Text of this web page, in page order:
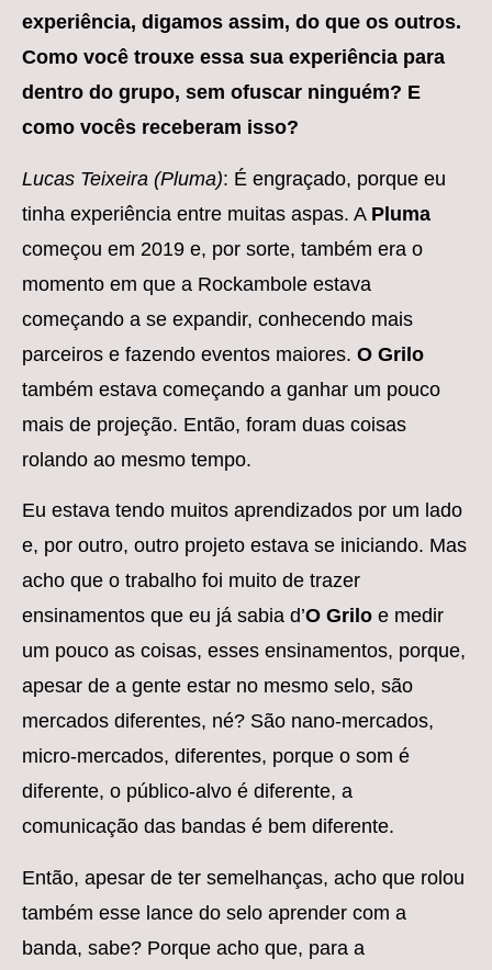
experiência, digamos assim, do que os outros.
Como você trouxe essa sua experiência para
dentro do grupo, sem ofuscar ninguém? E
como vocês receberam isso?
Lucas Teixeira (Pluma): É engraçado, porque eu
tinha experiência entre muitas aspas. A Pluma
começou em 2019 e, por sorte, também era o
momento em que a Rockambole estava
começando a se expandir, conhecendo mais
parceiros e fazendo eventos maiores. O Grilo
também estava começando a ganhar um pouco
mais de projeção. Então, foram duas coisas
rolando ao mesmo tempo.
Eu estava tendo muitos aprendizados por um lado
e, por outro, outro projeto estava se iniciando. Mas
acho que o trabalho foi muito de trazer
ensinamentos que eu já sabia d’O Grilo e medir
um pouco as coisas, esses ensinamentos, porque,
apesar de a gente estar no mesmo selo, são
mercados diferentes, né? São nano-mercados,
micro-mercados, diferentes, porque o som é
diferente, o público-alvo é diferente, a
comunicação das bandas é bem diferente.
Então, apesar de ter semelhanças, acho que rolou
também esse lance do selo aprender com a
banda, sabe? Porque acho que, para a